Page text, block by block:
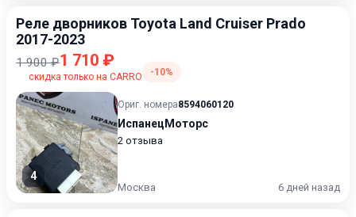
Реле дворников Toyota Land Cruiser Prado
2017-2023
1 900 ₽1 710 ₽
скидка только на CARRO -10%
4
Ориг. номера8594060120
ИспанецМоторс
2 отзыва
Москва 6 дней назад